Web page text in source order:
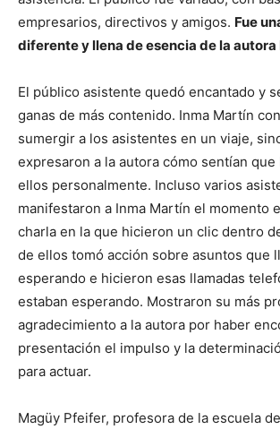
empresarios, directivos y amigos. Fue
diferente y llena de esencia de la
El público asistente quedó encantado y
ganas de más contenido. Inma Martín
sumergir a los asistentes en un viaje,
expresaron a la autora cómo sentían que
ellos personalmente. Incluso varios
manifestaron a Inma Martín el momento
charla en la que hicieron un clic dentro
de ellos tomó acción sobre asuntos que
esperando e hicieron esas llamadas
estaban esperando. Mostraron su más
agradecimiento a la autora por haber
presentación el impulso y la
para actuar.
Magüy Pfeifer, profesora de la escuela